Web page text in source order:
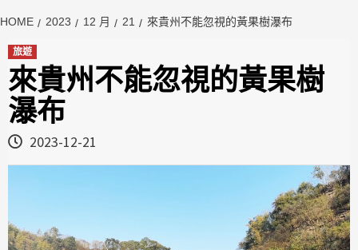
HOME 2023 12 月 21 來貴州不能忽視的黃果樹瀑布
旅遊
來貴州不能忽視的黃果樹
瀑布
2023-12-21